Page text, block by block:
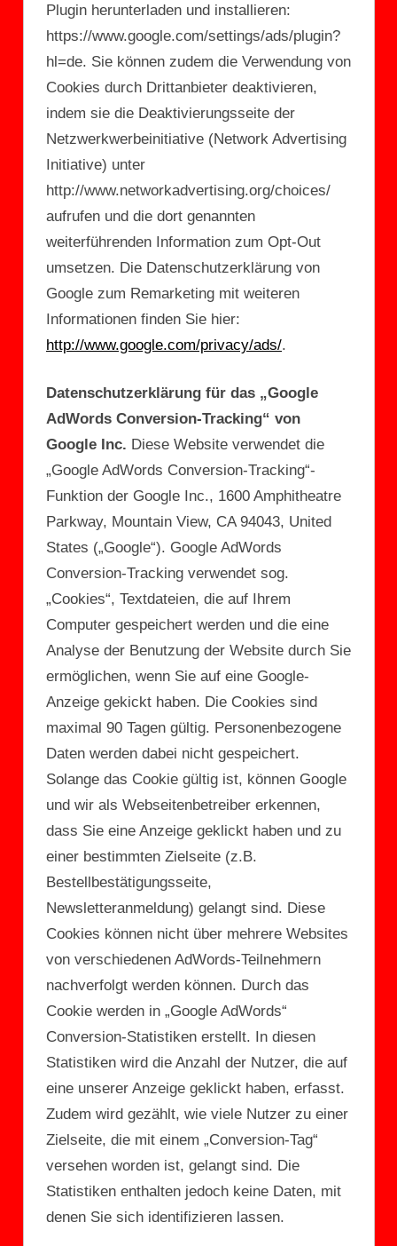
Plugin herunterladen und installieren:
https://www.google.com/settings/ads/plugin?
hl=de. Sie können zudem die Verwendung von
Cookies durch Drittanbieter deaktivieren,
indem sie die Deaktivierungsseite der
Netzwerkwerbeinitiative (Network Advertising
Initiative) unter
http://www.networkadvertising.org/choices/
aufrufen und die dort genannten
weiterführenden Information zum Opt-Out
umsetzen. Die Datenschutzerklärung von
Google zum Remarketing mit weiteren
Informationen finden Sie hier:
http://www.google.com/privacy/ads/.
Datenschutzerklärung für das „Google
AdWords Conversion-Tracking“ von
Google Inc. Diese Website verwendet die
„Google AdWords Conversion-Tracking“-
Funktion der Google Inc., 1600 Amphitheatre
Parkway, Mountain View, CA 94043, United
States („Google“). Google AdWords
Conversion-Tracking verwendet sog.
„Cookies“, Textdateien, die auf Ihrem
Computer gespeichert werden und die eine
Analyse der Benutzung der Website durch Sie
ermöglichen, wenn Sie auf eine Google-
Anzeige gekickt haben. Die Cookies sind
maximal 90 Tagen gültig. Personenbezogene
Daten werden dabei nicht gespeichert.
Solange das Cookie gültig ist, können Google
und wir als Webseitenbetreiber erkennen,
dass Sie eine Anzeige geklickt haben und zu
einer bestimmten Zielseite (z.B.
Bestellbestätigungsseite,
Newsletteranmeldung) gelangt sind. Diese
Cookies können nicht über mehrere Websites
von verschiedenen AdWords-Teilnehmern
nachverfolgt werden können. Durch das
Cookie werden in „Google AdWords“
Conversion-Statistiken erstellt. In diesen
Statistiken wird die Anzahl der Nutzer, die auf
eine unserer Anzeige geklickt haben, erfasst.
Zudem wird gezählt, wie viele Nutzer zu einer
Zielseite, die mit einem „Conversion-Tag“
versehen worden ist, gelangt sind. Die
Statistiken enthalten jedoch keine Daten, mit
denen Sie sich identifizieren lassen.